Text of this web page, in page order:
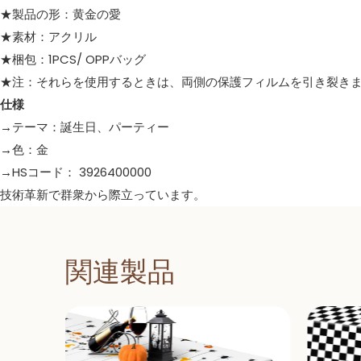
★製品の形：黄金の愛
★素材：アクリル
★梱包：1PCS/ OPPバッグ
★注：それらを使用するときは、両側の保護フィルムを引き裂き
仕様
→テーマ：誕生日、パーティー
→色：金
→HSコード： 3926400000
技術革新で群衆から際立っています。
関連製品